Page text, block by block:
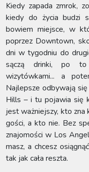
Kiedy zapada zmrok,
kiedy do życia budzi
bowiem miejsce, w
poprzez Downtown,
dni w tygodniu do
sączą drinki, po to
wizytówkami... a
Najlepsze odbywają
Hills – i tu pojawia się
jest ważniejszy, kto zna
gości, a kto nie. Bez
znajomości w Los
masz, a chcesz
tak jak cała reszta.